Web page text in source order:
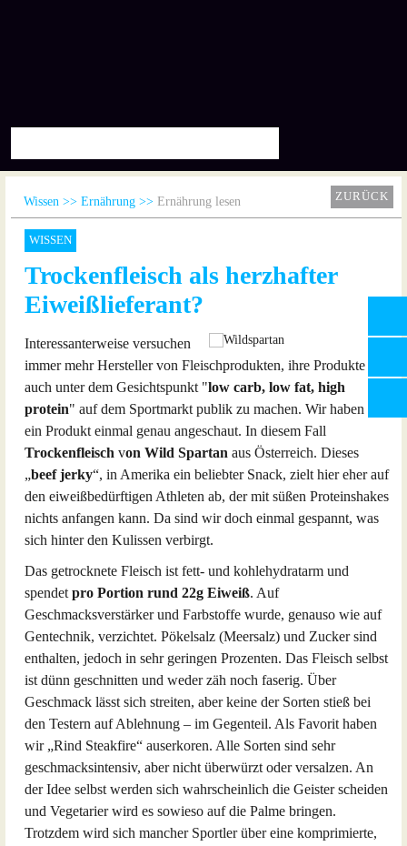
ZURÜCK
Wissen Ernährung Ernährung lesen
WISSEN
Trockenfleisch als herzhafter
Eiweißlieferant?
Interessanterweise versuchen
immer mehr Hersteller von Fleischprodukten, ihre Produkte
auch unter dem Gesichtspunkt "low carb, low fat, high
protein" auf dem Sportmarkt publik zu machen. Wir haben uns
ein Produkt einmal genau angeschaut. In diesem Fall
Trockenfleisch von Wild Spartan aus Österreich. Dieses
„beef jerky“, in Amerika ein beliebter Snack, zielt hier eher auf
den eiweißbedürftigen Athleten ab, der mit süßen Proteinshakes
nichts anfangen kann. Da sind wir doch einmal gespannt, was
sich hinter den Kulissen verbirgt.
Das getrocknete Fleisch ist fett- und kohlehydratarm und
spendet pro Portion rund 22g Eiweiß. Auf
Geschmacksverstärker und Farbstoffe wurde, genauso wie auf
Gentechnik, verzichtet. Pökelsalz (Meersalz) und Zucker sind
enthalten, jedoch in sehr geringen Prozenten. Das Fleisch selbst
ist dünn geschnitten und weder zäh noch faserig. Über
Geschmack lässt sich streiten, aber keine der Sorten stieß bei
den Testern auf Ablehnung – im Gegenteil. Als Favorit haben
wir „Rind Steakfire“ auserkoren. Alle Sorten sind sehr
geschmacksintensiv, aber nicht überwürzt oder versalzen. An
der Idee selbst werden sich wahrscheinlich die Geister scheiden
und Vegetarier wird es sowieso auf die Palme bringen.
Trotzdem wird sich mancher Sportler über eine komprimierte,